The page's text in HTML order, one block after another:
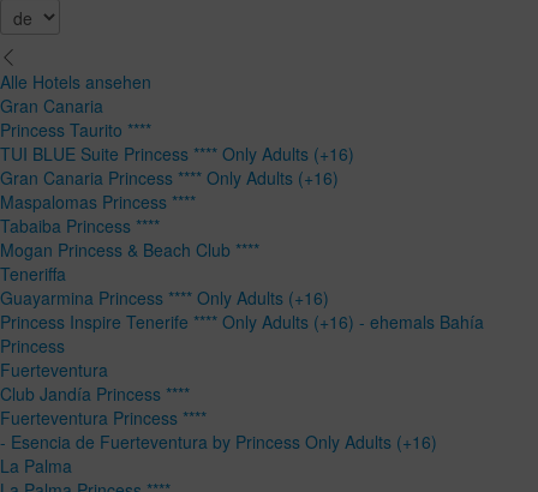
Alle Hotels ansehen
Gran Canaria
Princess Taurito ****
TUI BLUE Suite Princess **** Only Adults (+16)
Gran Canaria Princess **** Only Adults (+16)
Maspalomas Princess ****
Tabaiba Princess ****
Mogan Princess & Beach Club ****
Teneriffa
Guayarmina Princess **** Only Adults (+16)
Princess Inspire Tenerife **** Only Adults (+16) - ehemals Bahía
Princess
Fuerteventura
Club Jandía Princess ****
Fuerteventura Princess ****
- Esencia de Fuerteventura by Princess Only Adults (+16)
La Palma